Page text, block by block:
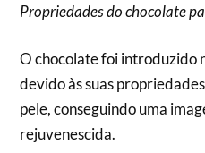
Propriedades do chocolate
O chocolate foi introduzido
devido às suas
pele, conseguindo uma
rejuvenescida.